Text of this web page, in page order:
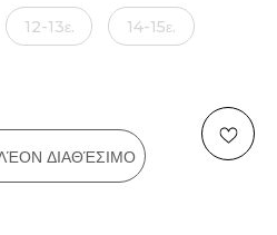
12-13ε. 14-15ε.
ΔΙΑΘΈΣΙΜΟ